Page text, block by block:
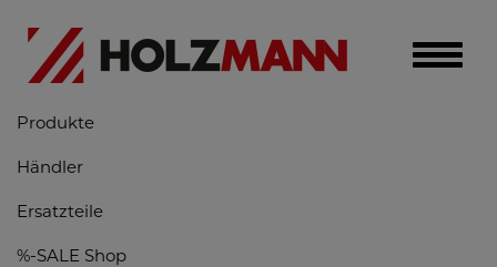
Toggle
Produkte
Händler
Ersatzteile
%-SALE Shop